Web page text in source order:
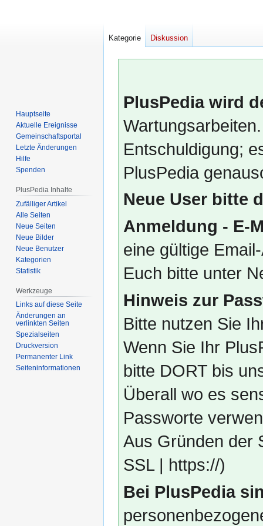
PlusPedia wird
Entschuldigung;
PlusPedia
Neue User bitte
Anmeldung - E-
eine gültige
Euch bitte unter
Hinweis zur
Bitte nutzen Sie
Wenn Sie Ihr
bitte DORT bis
Überall wo es
Passworte
Aus Gründen der
SSL | https://)
Bei PlusPedia
Kategorie Diskussion
Hauptseite
Aktuelle Ereignisse
Gemeinschafts­portal
Letzte Änderungen
Hilfe
Spenden
PlusPedia Inhalte
Zufälliger Artikel
Alle Seiten
Neue Seiten
Neue Bilder
Neue Benutzer
Kategorien
Statistik
Werkzeuge
Links auf diese Seite
Änderungen an
verlinkten Seiten
Spezialseiten
Druckversion
Permanenter Link
Seiten­­informationen